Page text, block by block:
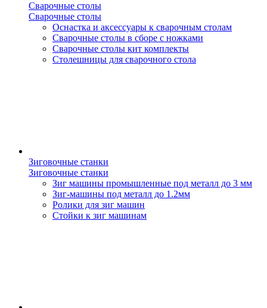
Сварочные столы
Сварочные столы
Оснастка и аксессуары к сварочным столам
Сварочные столы в сборе с ножками
Сварочные столы кит комплекты
Столешницы для сварочного стола
Зиговочные станки
Зиговочные станки
Зиг машины промышленные под металл до 3 мм
Зиг-машины под металл до 1.2мм
Ролики для зиг машин
Стойки к зиг машинам